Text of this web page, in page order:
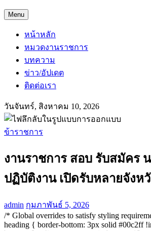
Menu
หน้าหลัก
หมวดงานราชการ
บทความ
ข่าว/อัปเดต
ติดต่อเรา
วันจันทร์, สิงหาคม 10, 2026
ข้าราชการ
งานราชการ สอบ รับสมัคร
ปฏิบัติงาน เปิดรับหลายจังห
admin กุมภาพันธ์ 5, 2026
/* Global overrides to satisfy styling
heading { border-bottom: 3px solid #00c2ff